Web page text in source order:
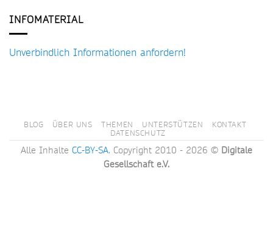
INFOMATERIAL
Unverbindlich Informationen anfordern!
BLOG ÜBER UNS THEMEN UNTERSTÜTZEN
KONTAKT
DATENSCHUTZ
Alle Inhalte CC-BY-SA. Copyright 2010 - 2026 © Digitale
Gesellschaft e.V.